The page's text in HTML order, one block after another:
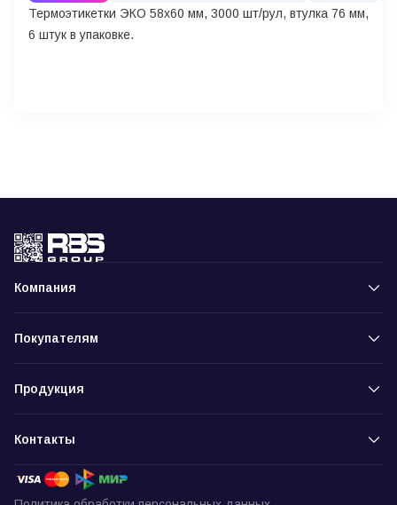
Термоэтикетки ЭКО 58х60 мм, 3000 шт/рул, втулка 76 мм,
6 штук в упаковке.
Компания
Покупателям
Продукция
Контакты